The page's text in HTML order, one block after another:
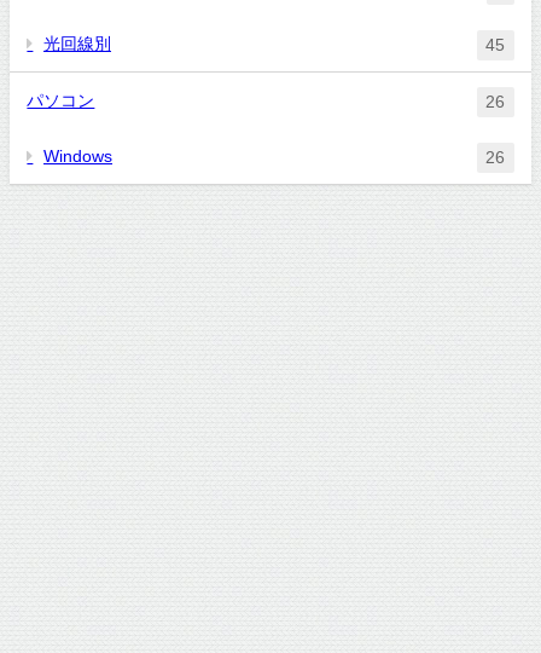
光回線別 45
パソコン 26
Windows 26